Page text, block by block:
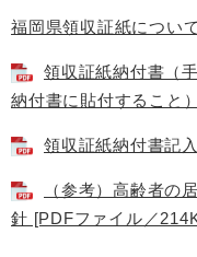
福岡県領収証紙について
領収証紙納付書（
納付書に貼付すること
領収証紙納付書記
（参考）高齢者の
針 [PDFファイル／